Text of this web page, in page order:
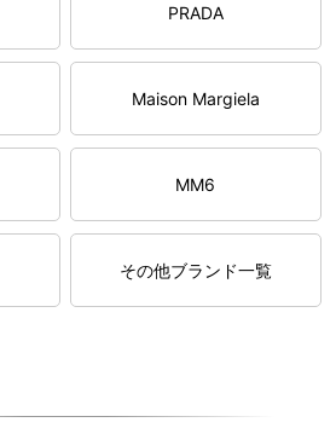
PRADA
Maison Margiela
MM6
その他ブランド一覧